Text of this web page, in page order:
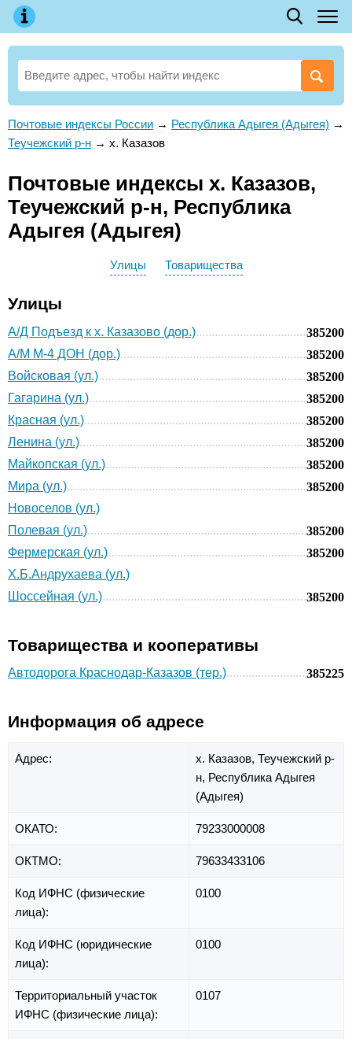
Почтовые индексы России → Республика Адыгея (Адыгея) →
Теучежский р-н → х. Казазов
Почтовые индексы х. Казазов,
Теучежский р-н, Республика
Адыгея (Адыгея)
Улицы Товарищества
Улицы
А/Д Подъезд к х. Казазово (дор.)
385200
А/М М-4 ДОН (дор.)
385200
Войсковая (ул.)
385200
Гагарина (ул.)
385200
Красная (ул.)
385200
Ленина (ул.)
385200
Майкопская (ул.)
385200
Мира (ул.)
385200
Новоселов (ул.)
Полевая (ул.)
385200
Фермерская (ул.)
385200
Х.Б.Андрухаева (ул.)
Шоссейная (ул.)
385200
Товарищества и кооперативы
Автодорога Краснодар-Казазов (тер.) 385225
Информация об адресе
Адрес: х. Казазов, Теучежский р-
н, Республика Адыгея
(Адыгея)
ОКАТО: 79233000008
ОКТМО: 79633433106
Код ИФНС (физические
лица):
0100
Код ИФНС (юридические
лица):
0100
Территориальный участок
ИФНС (физические лица):
0107